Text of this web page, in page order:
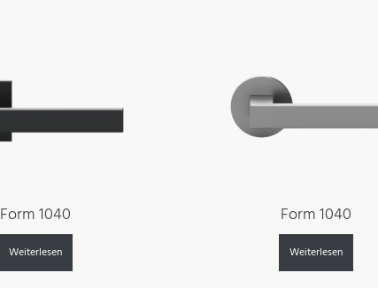
Form 1040
Weiterlesen
Form 1040
Weiterlesen